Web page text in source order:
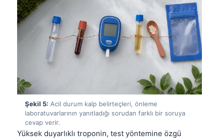
Şekil 5: Acil durum kalp belirteçleri, önleme
laboratuvarlarının yanıtladığı sorudan farklı bir soruya
cevap verir.
Yüksek duyarlıklı troponin, test yöntemine özgü
Latviešu valoda
Македонски јазик
Euskara
العربية المغربية
Afrikaans
Монгол
ພາສາລາວ